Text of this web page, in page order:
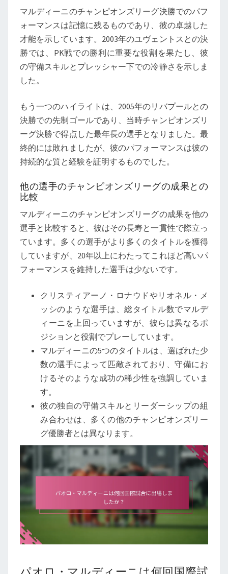
マルディーニのチャンピオンズリーグ決勝でのパフ
ォーマンスは記憶に残るものであり、彼の卓越した
才能を示しています。2003年のユヴェントスとの決
勝では、PK戦での勝利に重要な役割を果たし、彼
の守備スキルとプレッシャー下での冷静さを示しま
した。
もう一つのハイライトは、2005年のリバプールとの
決勝での先制ゴールであり、当時チャンピオンズリ
ーグ決勝で得点した最年長の選手となりました。最
終的には敗れましたが、彼のパフォーマンスは彼の
持続的な質と経験を証明するものでした。
他の選手のチャンピオンズリーグの成果との
比較
マルディーニのチャンピオンズリーグの成果を他の
選手と比較すると、彼はその長寿と一貫性で際立っ
ています。多くの選手がより多くのタイトルを獲得
していますが、20年以上にわたってこれほど高いパ
フォーマンスを維持した選手は少ないです。
クリスティアーノ・ロナウドやリオネル・メ
ッシのような選手は、総タイトル数でマルデ
ィーニを上回っていますが、彼らは異なるポ
ジションと役割でプレーしています。
マルディーニの5つのタイトルは、選ばれた少
数の選手によって匹敵されており、守備にお
けるそのような成功の稀少性を強調していま
す。
彼の独自の守備スキルとリーダーシップの組
み合わせは、多くの他のチャンピオンズリー
グ優勝者とは異なります。